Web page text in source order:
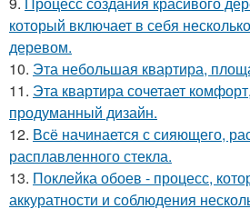
который включает в себя
деревом.
10. Эта небольшая квартира,
11. Эта квартира сочетает
продуманный дизайн.
12. Всё начинается с сияющего,
расплавленного стекла.
13. Поклейка обоев - процесс,
аккуратности и соблюдения